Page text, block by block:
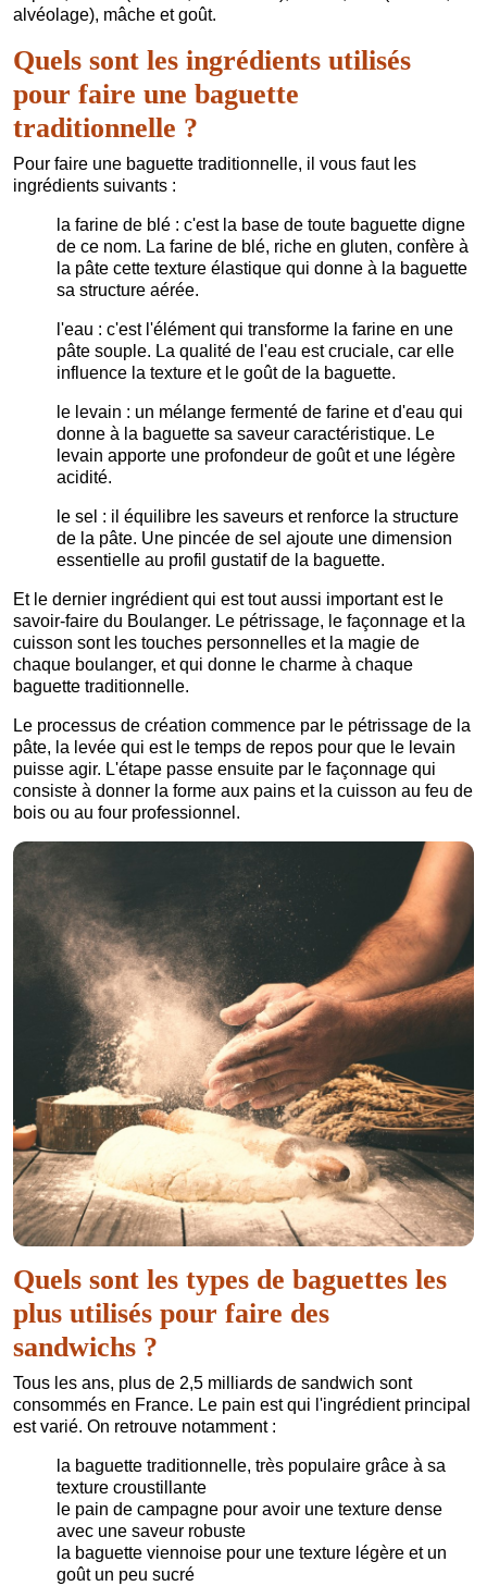
alvéolage), mâche et goût.
Quels sont les ingrédients utilisés
pour faire une baguette
traditionnelle ?
Pour faire une baguette traditionnelle, il vous faut les
ingrédients suivants :
la farine de blé : c'est la base de toute baguette digne
de ce nom. La farine de blé, riche en gluten, confère à
la pâte cette texture élastique qui donne à la baguette
sa structure aérée.
l'eau : c'est l'élément qui transforme la farine en une
pâte souple. La qualité de l'eau est cruciale, car elle
influence la texture et le goût de la baguette.
le levain : un mélange fermenté de farine et d'eau qui
donne à la baguette sa saveur caractéristique. Le
levain apporte une profondeur de goût et une légère
acidité.
le sel : il équilibre les saveurs et renforce la structure
de la pâte. Une pincée de sel ajoute une dimension
essentielle au profil gustatif de la baguette.
Et le dernier ingrédient qui est tout aussi important est le
savoir-faire du Boulanger. Le pétrissage, le façonnage et la
cuisson sont les touches personnelles et la magie de
chaque boulanger, et qui donne le charme à chaque
baguette traditionnelle.
Le processus de création commence par le pétrissage de la
pâte, la levée qui est le temps de repos pour que le levain
puisse agir. L'étape passe ensuite par le façonnage qui
consiste à donner la forme aux pains et la cuisson au feu de
bois ou au four professionnel.
Quels sont les types de baguettes les
plus utilisés pour faire des
sandwichs ?
Tous les ans, plus de 2,5 milliards de sandwich sont
consommés en France. Le pain est qui l'ingrédient principal
est varié. On retrouve notamment :
la baguette traditionnelle, très populaire grâce à sa
texture croustillante
le pain de campagne pour avoir une texture dense
avec une saveur robuste
la baguette viennoise pour une texture légère et un
goût un peu sucré